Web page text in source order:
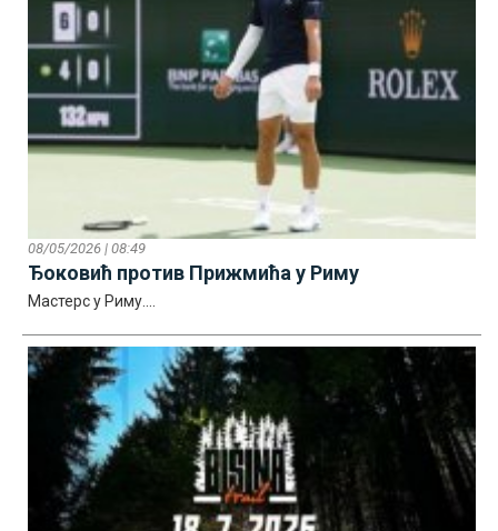
08/05/2026 | 08:49
Ђоковић против Прижмића у Риму
Мастерс у Риму....